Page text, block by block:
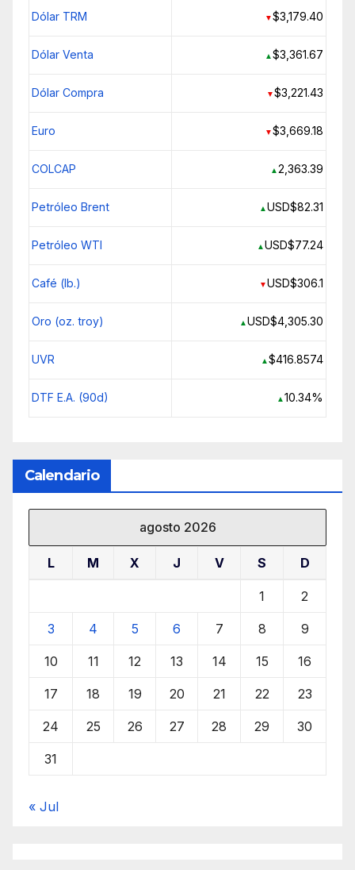
Dólar TRM ▼$3,179.40
Dólar Venta ▲$3,361.67
Dólar Compra ▼$3,221.43
Euro ▼$3,669.18
COLCAP ▲2,363.39
Petróleo Brent ▲USD$82.31
Petróleo WTI ▲USD$77.24
Café (lb.) ▼USD$306.1
Oro (oz. troy) ▲USD$4,305.30
UVR ▲$416.8574
DTF E.A. (90d) ▲10.34%
Calendario
agosto 2026
L M X J V S D
1 2
3 4 5 6 7 8 9
10 11 12 13 14 15 16
17 18 19 20 21 22 23
24 25 26 27 28 29 30
31
« Jul